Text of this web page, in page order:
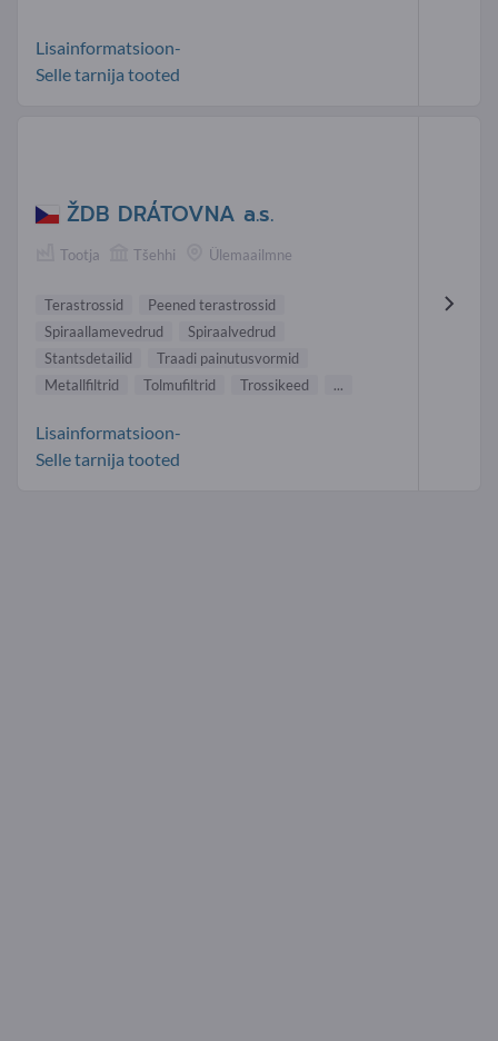
Lisainformatsioon-
Selle tarnija tooted
ŽDB DRÁTOVNA a.s.
Tootja Tšehhi Ülemaailmne
Terastrossid
Peened terastrossid
Spiraallamevedrud
Spiraalvedrud
Stantsdetailid
Traadi painutusvormid
Metallfiltrid
Tolmufiltrid Trossikeed ...
Lisainformatsioon-
Selle tarnija tooted